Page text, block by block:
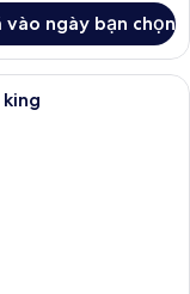
vào ngày bạn chọn
cách cổ điển, 1